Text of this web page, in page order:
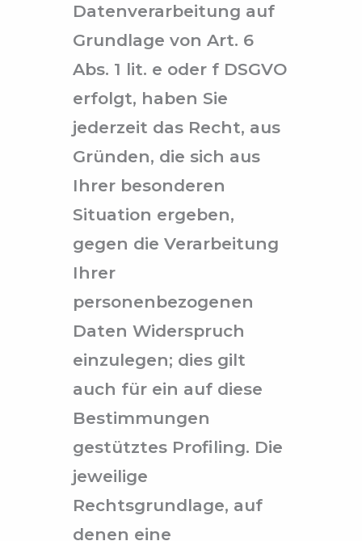
Datenverarbeitung auf
Grundlage von Art. 6
Abs. 1 lit. e oder f DSGVO
erfolgt, haben Sie
jederzeit das Recht, aus
Gründen, die sich aus
Ihrer besonderen
Situation ergeben,
gegen die Verarbeitung
Ihrer
personenbezogenen
Daten Widerspruch
einzulegen; dies gilt
auch für ein auf diese
Bestimmungen
gestütztes Profiling. Die
jeweilige
Rechtsgrundlage, auf
denen eine